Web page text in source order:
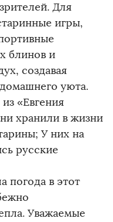
Для
игры,
блинов и
создавая
уюта.
«Евгения
хранили в жизни
У них на
русские
погода в этот
Уважаемые